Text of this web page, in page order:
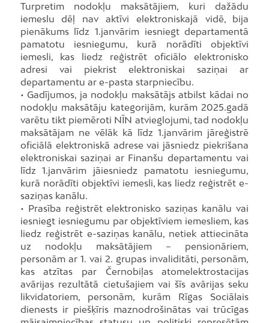
Turpretim nodokļu maksātājiem, kuri dažādu
iemeslu dēļ nav aktīvi elektroniskajā vidē, bija
pienākums līdz 1.janvārim iesniegt departamentā
pamatotu iesniegumu, kurā norādīti objektīvi
iemesli, kas liedz reģistrēt oficiālo elektronisko
adresi vai piekrist elektroniskai saziņai ar
departamentu ar e-pasta starpniecību.
• Gadījumos, ja nodokļu maksātājs atbilst kādai no
nodokļu maksātāju kategorijām, kurām 2025.gadā
varētu tikt piemēroti NĪN atvieglojumi, tad nodokļu
maksātājam ne vēlāk kā līdz 1.janvārim jāreģistrē
oficiālā elektroniskā adrese vai jāsniedz piekrišana
elektroniskai saziņai ar Finanšu departamentu vai
līdz 1.janvārim jāiesniedz pamatotu iesniegumu,
kurā norādīti objektīvi iemesli, kas liedz reģistrēt e-
saziņas kanālu.
• Prasība reģistrēt elektronisko saziņas kanālu vai
iesniegt iesniegumu par objektīviem iemesliem, kas
liedz reģistrēt e-saziņas kanālu, netiek attiecināta
uz nodokļu maksātājiem – pensionāriem,
personām ar 1. vai 2. grupas invaliditāti, personām,
kas atzītas par Černobiļas atomelektrostacijas
avārijas rezultātā cietušajiem vai šīs avārijas seku
likvidatoriem, personām, kurām Rīgas Sociālais
dienests ir piešķīris maznodrošinātas vai trūcīgas